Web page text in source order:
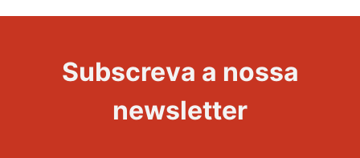
Evento
Subscreva a nossa
newsletter